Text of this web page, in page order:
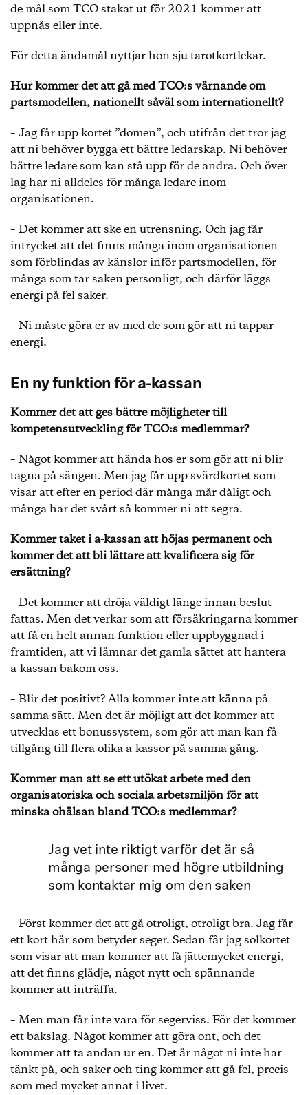
de mål som TCO stakat ut för 2021 kommer att
uppnås eller inte.
För detta ändamål nyttjar hon sju tarotkortlekar.
Hur kommer det att gå med TCO:s värnande om
partsmodellen, nationellt såväl som internationellt?
– Jag får upp kortet ”domen”, och utifrån det tror jag
att ni behöver bygga ett bättre ledarskap. Ni behöver
bättre ledare som kan stå upp för de andra. Och över
lag har ni alldeles för många ledare inom
organisationen.
– Det kommer att ske en utrensning. Och jag får
intrycket att det finns många inom organisationen
som förblindas av känslor inför partsmodellen, för
många som tar saken personligt, och därför läggs
energi på fel saker.
– Ni måste göra er av med de som gör att ni tappar
energi.
En ny funktion för a-kassan
Kommer det att ges bättre möjligheter till
kompetensutveckling för TCO:s medlemmar?
– Något kommer att hända hos er som gör att ni blir
tagna på sängen. Men jag får upp svärdkortet som
visar att efter en period där många mår dåligt och
många har det svårt så kommer ni att segra.
Kommer taket i a-kassan att höjas permanent och
kommer det att bli lättare att kvalificera sig för
ersättning?
– Det kommer att dröja väldigt länge innan beslut
fattas. Men det verkar som att försäkringarna kommer
att få en helt annan funktion eller uppbyggnad i
framtiden, att vi lämnar det gamla sättet att hantera
a-kassan bakom oss.
– Blir det positivt? Alla kommer inte att känna på
samma sätt. Men det är möjligt att det kommer att
utvecklas ett bonussystem, som gör att man kan få
tillgång till flera olika a-kassor på samma gång.
Kommer man att se ett utökat arbete med den
organisatoriska och sociala arbetsmiljön för att
minska ohälsan bland TCO:s medlemmar?
Jag vet inte riktigt varför det är så
många personer med högre utbildning
som kontaktar mig om den saken
– Först kommer det att gå otroligt, otroligt bra. Jag får
ett kort här som betyder seger. Sedan får jag solkortet
som visar att man kommer att få jättemycket energi,
att det finns glädje, något nytt och spännande
kommer att inträffa.
– Men man får inte vara för segerviss. För det kommer
ett bakslag. Något kommer att göra ont, och det
kommer att ta andan ur en. Det är något ni inte har
tänkt på, och saker och ting kommer att gå fel, precis
som med mycket annat i livet.